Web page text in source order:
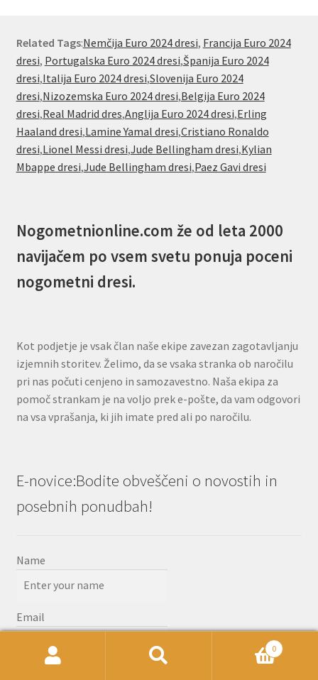
Related Tags:Nemčija Euro 2024 dresi, Francija Euro 2024
dresi, Portugalska Euro 2024 dresi,Španija Euro 2024
dresi,Italija Euro 2024 dresi,Slovenija Euro 2024
dresi,Nizozemska Euro 2024 dresi,Belgija Euro 2024
dresi,Real Madrid dres,Anglija Euro 2024 dresi,Erling
Haaland dresi,Lamine Yamal dresi,Cristiano Ronaldo
dresi,Lionel Messi dresi,Jude Bellingham dresi,Kylian
Mbappe dresi,Jude Bellingham dresi,Paez Gavi dresi
Nogometnionline.com že od leta 2000
navijačem po vsem svetu ponuja poceni
nogometni dresi.
Kot podjetje je vsak član naše ekipe zavezan zagotavljanju
izjemnih storitev. Želimo, da se vsaka stranka ob naročilu
pri nas počuti cenjeno in samozavestno. Naša ekipa za
pomoč strankam je na voljo prek e-pošte, da vam odgovori
na vsa vprašanja, ki jih imate pred ali po naročilu.
E-novice:Bodite obveščeni o novostih in
posebnih ponudbah!
Name
Email
0